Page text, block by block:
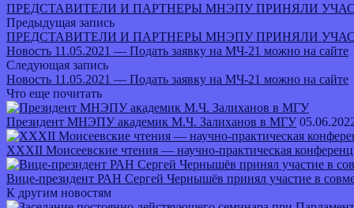
ПРЕДСТАВИТЕЛИ И ПАРТНЕРЫ МНЭПУ ПРИНЯЛИ
Предыдущая запись
ПРЕДСТАВИТЕЛИ И ПАРТНЕРЫ МНЭПУ ПРИНЯЛИ
Новость 11.05.2021 — Подать заявку на МЧ-21 можно на сайте
Следующая запись
Новость 11.05.2021 — Подать заявку на МЧ-21 можно на сайте
Что еще почитать
Президент МНЭПУ академик М.Ч. Залиханов в МГУ
ХХXII Моисеевские чтения — научно-практическая
Вице-президент РАН Сергей Чернышёв принял участие в
К другим новостям